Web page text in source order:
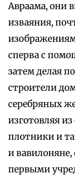
Авраама, они
изваяния,
сперва с
затем делая
строители
серебряных
изготовляя
плотники и
и
первыми